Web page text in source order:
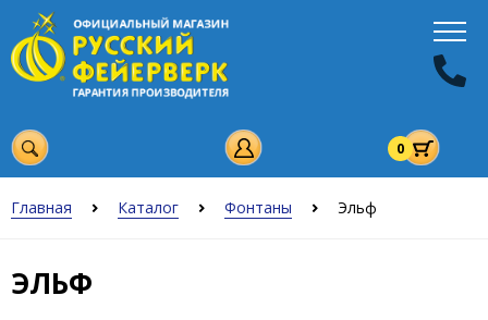
0
Главная Каталог Фонтаны Эльф
ЭЛЬФ